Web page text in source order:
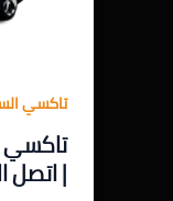
تاكسي
| اتصل الآن